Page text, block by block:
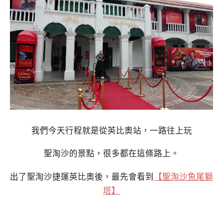
我們今天行程就是從英比奧站，一路往上玩
聖淘沙的景點，很多都在這條路上。
出了聖淘沙捷運英比奧後，最先會看到
【聖淘沙魚尾獅
塔】